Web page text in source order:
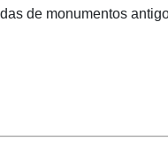
de monumentos